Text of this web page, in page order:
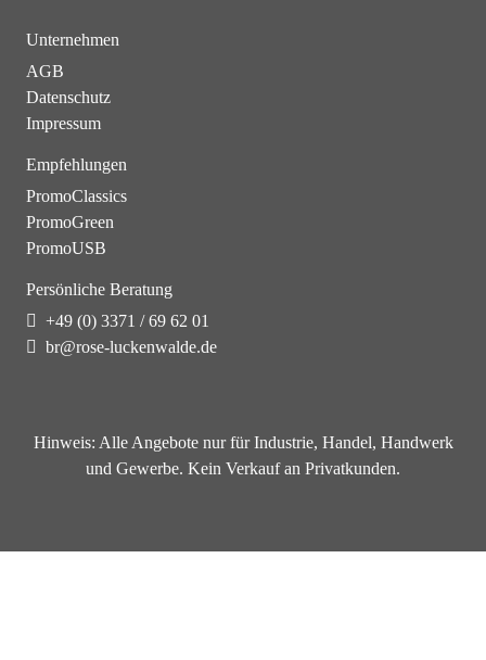
Unternehmen
AGB
Datenschutz
Impressum
Empfehlungen
PromoClassics
PromoGreen
PromoUSB
Persönliche Beratung
+49 (0) 3371 / 69 62 01
br@rose-luckenwalde.de
Hinweis: Alle Angebote nur für Industrie, Handel, Handwerk
und Gewerbe. Kein Verkauf an Privatkunden.